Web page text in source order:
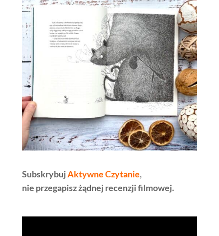
SubskrybujAktywne Czytanie,
nie przegapisz żądnej recenzji filmowej.